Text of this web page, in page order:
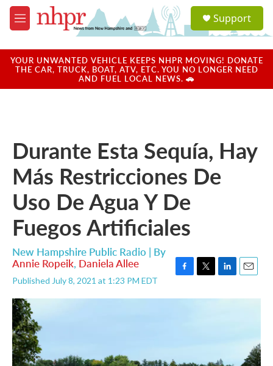
Skip to main content
M
e
u
a
u
Support
YOUR UNWANTED VEHICLE KEEPS NHPR MOVING! DONATE
THE CAR, TRUCK, BOAT, ATV, ETC. YOU NO LONGER NEED
AND FUEL LOCAL NEWS. 🚗
Durante Esta Sequía, Hay
Más Restricciones De
Uso De Agua Y De
Fuegos Artificiales
New Hampshire Public Radio | By
Annie Ropeik, Daniela Allee
Published July 8, 2021 at 1:23 PM EDT
c
i
n
n
a